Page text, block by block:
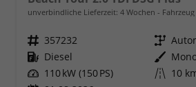
unverbindliche Lieferzeit: 4 Wochen
Fahrzeugnr. 357232 Getriebe
Kraftstoff Diesel Außenfarbe
Leistung 110 kW (150 PS) Kilometerstand 10